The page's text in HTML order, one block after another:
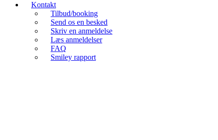
Kontakt
Tilbud/booking
Send os en besked
Skriv en anmeldelse
Læs anmeldelser
FAQ
Smiley rapport